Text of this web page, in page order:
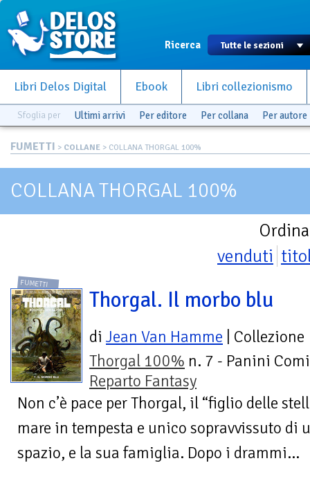
Ricerca
Libri Delos Digital Ebook Libri collezionismo
Sfoglia per Ultimi arrivi Per editore Per collana Per autore
FUMETTI > COLLANE > COLLANA THORGAL 100%
COLLANA THORGAL 100%
venduti
FUMETTI
Thorgal. Il morbo blu
di Jean Van Hamme | Collezione
Thorgal 100% n. 7 - Panini
Reparto Fantasy
Non c’è pace per Thorgal, il “figlio delle
mare in tempesta e unico sopravvissuto di
spazio, e la sua famiglia. Dopo i drammi...